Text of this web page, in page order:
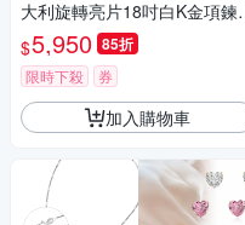
大利旋轉亮片18吋白K金項鍊
(浮光流影系列)
$5,950 85折
限時下殺 券
加入購物車